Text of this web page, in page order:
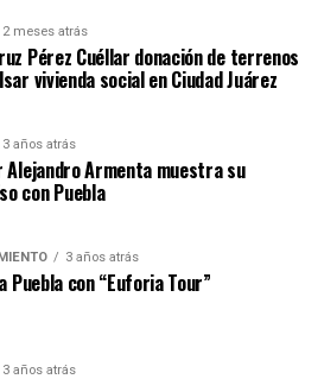
2 meses atrás
Pérez Cuéllar donación de terrenos
vivienda social en Ciudad Juárez
3 años atrás
Alejandro Armenta muestra su
con Puebla
3 años atrás
Puebla con “Euforia Tour”
3 años atrás